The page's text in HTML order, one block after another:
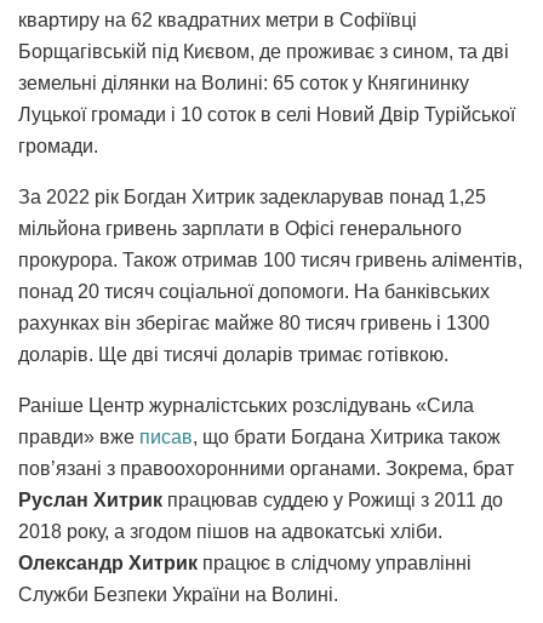
квартиру на 62 квадратних метри в Софіївці
Борщагівській під Києвом, де проживає з сином, та дві
земельні ділянки на Волині: 65 соток у Княгининку
Луцької громади і 10 соток в селі Новий Двір Турійської
громади.
За 2022 рік Богдан Хитрик задекларував понад 1,25
мільйона гривень зарплати в Офісі генерального
прокурора. Також отримав 100 тисяч гривень аліментів,
понад 20 тисяч соціальної допомоги. На банківських
рахунках він зберігає майже 80 тисяч гривень і 1300
доларів. Ще дві тисячі доларів тримає готівкою.
Раніше Центр журналістських розслідувань «Сила
правди» вже писав, що брати Богдана Хитрика також
пов’язані з правоохоронними органами. Зокрема, брат
Руслан Хитрик працював суддею у Рожищі з 2011 до
2018 року, а згодом пішов на адвокатські хліби.
Олександр Хитрик працює в слідчому управлінні
Служби Безпеки України на Волині.